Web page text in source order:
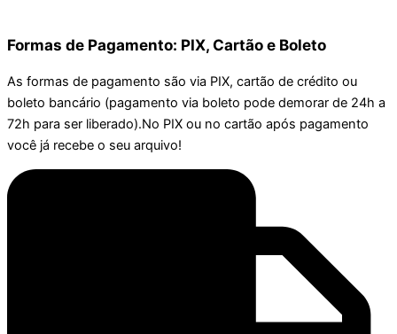
Formas de Pagamento: PIX, Cartão e Boleto
As formas de pagamento são via PIX, cartão de crédito ou
boleto bancário (pagamento via boleto pode demorar de 24h a
72h para ser liberado).No PIX ou no cartão após pagamento
você já recebe o seu arquivo!